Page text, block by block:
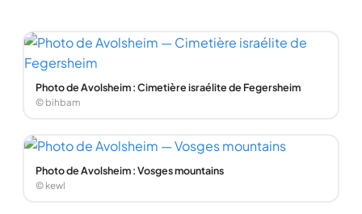
Photo de Avolsheim : Cimetière israélite de Fegersheim
© bihbam
Photo de Avolsheim : Vosges mountains
© kewl